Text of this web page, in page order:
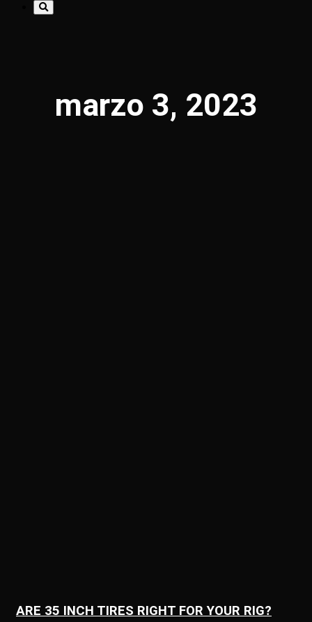
marzo 3, 2023
ARE 35 INCH TIRES RIGHT FOR YOUR RIG?